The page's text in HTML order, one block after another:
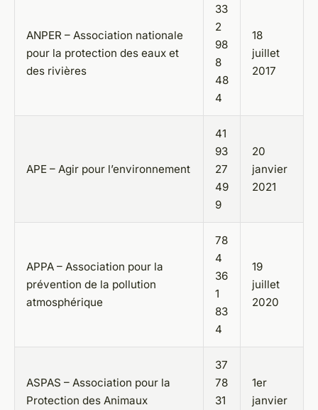
ANPER – Association nationale
pour la protection des eaux et
des rivières
33
2
98
8
48
4
18
juillet
2017
APE – Agir pour l’environnement
41
93
27
49
9
20
janvier
2021
APPA – Association pour la
prévention de la pollution
atmosphérique
78
4
36
1
83
4
19
juillet
2020
ASPAS – Association pour la
Protection des Animaux
37
78
31
1er
janvier